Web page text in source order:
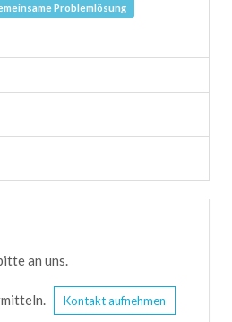
Problemlösung
an uns.
Kontakt aufnehmen